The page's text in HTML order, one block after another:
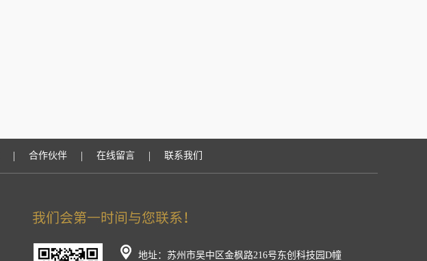
| 合作伙伴 | 在线留言 | 联系我们
地址：苏州市吴中区金枫路216号东创科技园D幢